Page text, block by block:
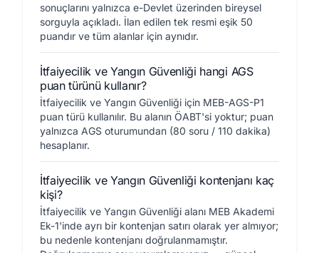
sonuçlarını yalnızca e-Devlet üzerinden bireysel
sorguyla açıkladı. İlan edilen tek resmi eşik 50
puandır ve tüm alanlar için aynıdır.
İtfaiyecilik ve Yangın Güvenliği hangi AGS
puan türünü kullanır?
İtfaiyecilik ve Yangın Güvenliği için MEB-AGS-P1
puan türü kullanılır. Bu alanın ÖABT'si yoktur; puan
yalnızca AGS oturumundan (80 soru / 110 dakika)
hesaplanır.
İtfaiyecilik ve Yangın Güvenliği kontenjanı kaç
kişi?
İtfaiyecilik ve Yangın Güvenliği alanı MEB Akademi
Ek-1'inde ayrı bir kontenjan satırı olarak yer almıyor;
bu nedenle kontenjanı doğrulanmamıştır.